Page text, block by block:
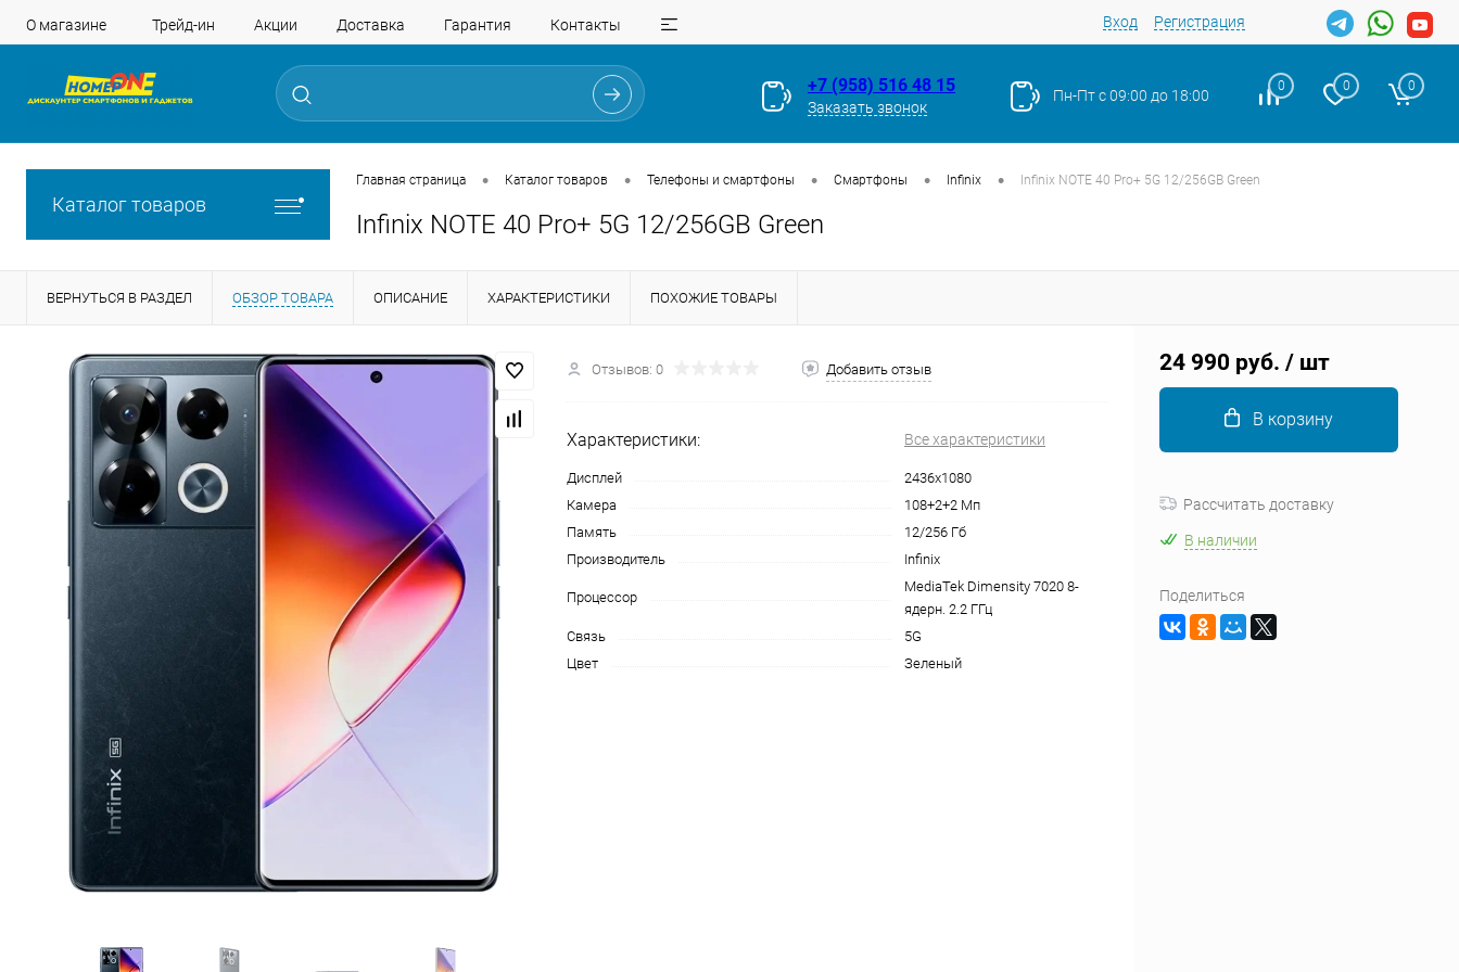
О магазине Трейд-ин Акции Доставка Гарантия Контакты Вход Регистрация
+7 (958) 516 48 15
Заказать звонок
Пн-Пт с 09:00 до 18:00
0 0 0
Каталог товаров
Главная страница • Каталог товаров • Телефоны и смартфоны • Смартфоны • Infinix • Infinix NOTE 40 Pro+ 5G 12/256GB Green
Infinix NOTE 40 Pro+ 5G 12/256GB Green
ВЕРНУТЬСЯ В РАЗДЕЛ ОБЗОР ТОВАРА ОПИСАНИЕ ХАРАКТЕРИСТИКИ ПОХОЖИЕ ТОВАРЫ
Отзывов: 0 Добавить отзыв
Характеристики: Все характеристики
Дисплей
2436x1080
Камера
108+2+2 Мп
Память
12/256 Гб
Производитель
Infinix
Процессор
MediaTek Dimensity 7020 8-
ядерн. 2.2 ГГц
Связь
5G
Цвет
Зеленый
24 990 руб. / шт
В корзину
Рассчитать доставку
В наличии
Поделиться
Для клиентов всех банков
Разбейтеоплату
на частибез переплат
График платежей